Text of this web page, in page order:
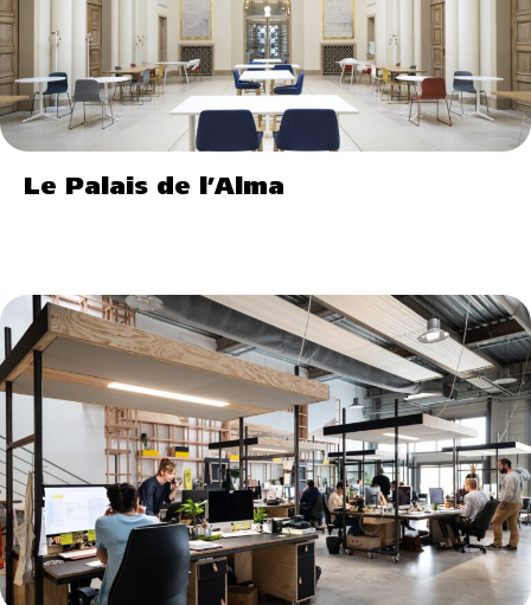
Le Palais de l’Alma